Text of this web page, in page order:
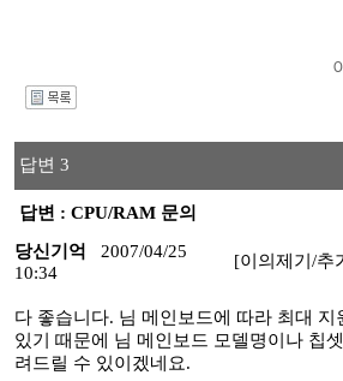
답변 3
답변 : CPU/RAM 문의
당신기억
2007/04/25
10:34
[이의제기/추
다 좋습니다. 님 메인보드에 따라 최대 지
있기 때문에 님 메인보드 모델명이나 칩
려드릴 수 있이겠네요.